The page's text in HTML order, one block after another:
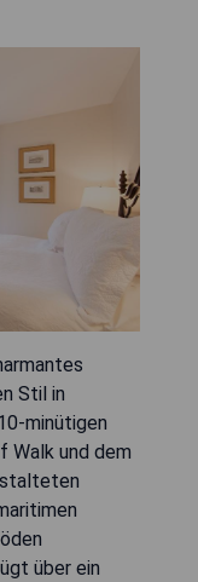
Stil in
minütigen
Walk und dem
über ein